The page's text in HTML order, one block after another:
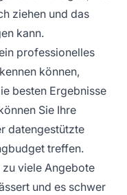
ziehen und das
kann.
professionelles
können,
besten Ergebnisse
Sie Ihre
datengestützte
treffen.
viele Angebote
und es schwer